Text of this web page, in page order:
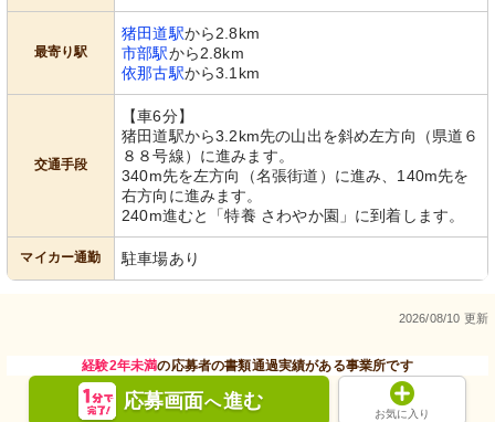
最寄り駅
猪田道駅から2.8km
市部駅から2.8km
依那古駅から3.1km
交通手段
【車6分】
猪田道駅から3.2km先の山出を斜め左方向（県道６
８８号線）に進みます。
340m先を左方向（名張街道）に進み、140m先を
右方向に進みます。
240m進むと「特養 さわやか園」に到着します。
マイカー通勤 駐車場あり
2026/08/10 更新
経験2年未満の応募者の書類通過実績がある事業所です
応募画面へ進む
お気に入り